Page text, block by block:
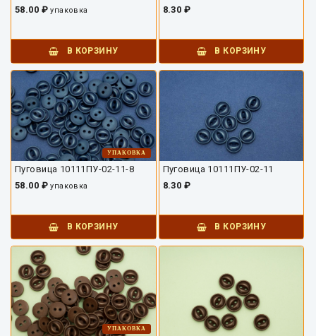
58.00 ₽упаковка
В КОРЗИНУ
8.30 ₽
В КОРЗИНУ
УПАКОВКА
Пуговица 10111ПУ-02-11-8
58.00 ₽упаковка
В КОРЗИНУ
Пуговица 10111ПУ-02-11
8.30 ₽
В КОРЗИНУ
УПАКОВКА